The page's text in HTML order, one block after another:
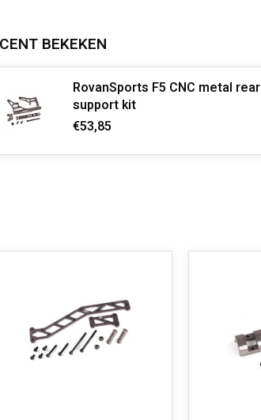
BEKEKEN
RovanSports F5 CNC metal rear
support kit
€53,85